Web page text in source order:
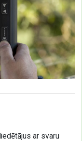
ar svaru